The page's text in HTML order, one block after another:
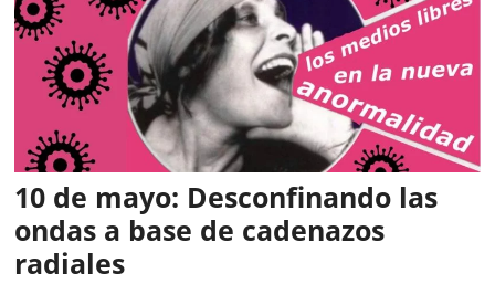
10 de mayo: Desconfinando las
ondas a base de cadenazos
radiales